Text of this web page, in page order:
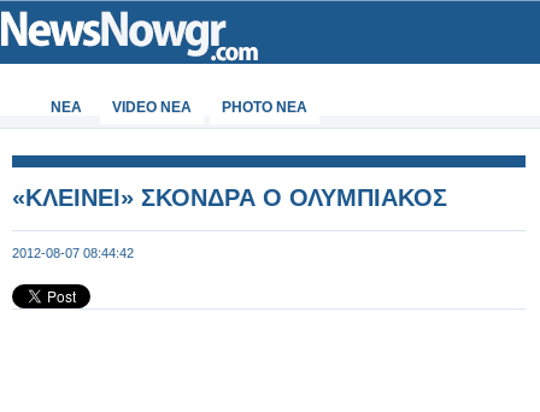
ΝΕΑ VIDEO NEA PHOTO NEA
«ΚΛΕΙΝΕΙ» ΣΚΟΝΔΡΑ Ο ΟΛΥΜΠΙΑΚΟΣ
2012-08-07 08:44:42